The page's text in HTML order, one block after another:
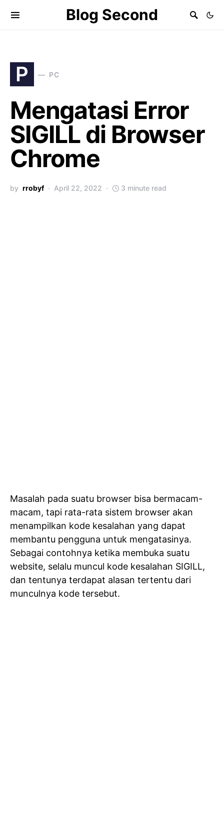
Blog Second
P PC
Mengatasi Error
SIGILL di Browser
Chrome
by rrobyf April 22, 2022 3 minute read
Masalah pada suatu browser bisa bermacam-
macam, tapi rata-rata sistem browser akan
menampilkan kode kesalahan yang dapat
membantu pengguna untuk mengatasinya.
Sebagai contohnya ketika membuka suatu
website, selalu muncul kode kesalahan SIGILL,
dan tentunya terdapat alasan tertentu dari
munculnya kode tersebut.